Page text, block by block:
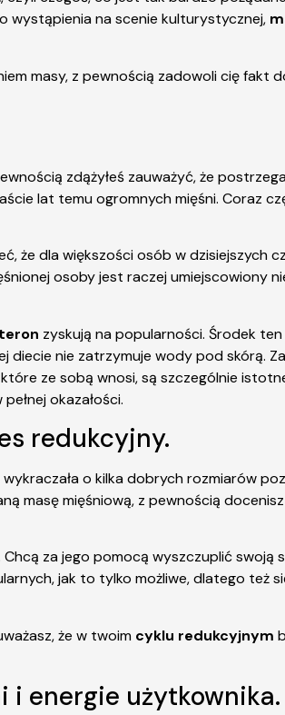
wystąpienia na scenie kulturystycznej,
masy, z pewnością zadowoli cię fakt
zdążyłeś zauważyć, że
lat temu ogromnych mięśni. Coraz
że dla większości osób w dzisiejszych
osoby jest raczej umiejscowiony
zyskują na popularności. Środek
nie zatrzymuje wody pod skórą.
ze sobą wnosi, są szczególnie
okazałości.
redukcyjny.
o kilka dobrych rozmiarów
masę mięśniową, z pewnością
za jego pomocą wyszczuplić swoją
jak to tylko możliwe, dlatego też
że w twoim cyklu redukcyjnym
i energie użytkownika.